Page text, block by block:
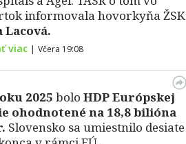
informovala hovorkyňa ŽSK
Lacová.
viac | Včera 19:08
2025 bolo HDPEurópskej
ohodnotené na 18,8 bilióna
Slovensko sa umiestnilo desiate